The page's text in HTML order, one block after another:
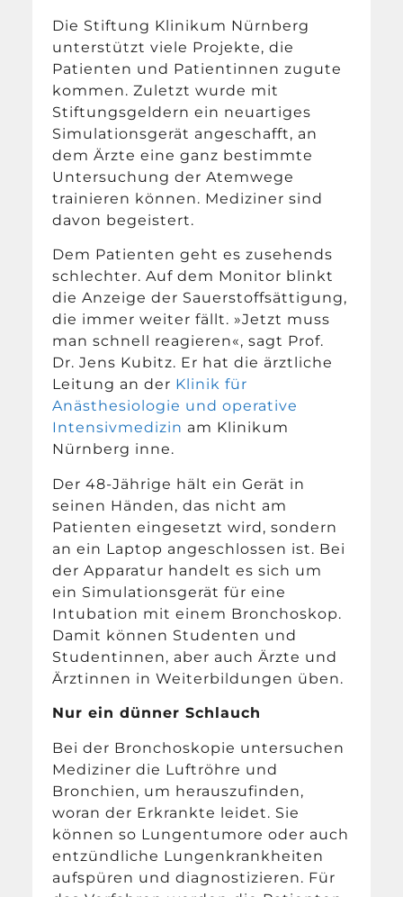
Die Stiftung Klinikum Nürnberg
unterstützt viele Projekte, die
Patienten und Patientinnen zugute
kommen. Zuletzt wurde mit
Stiftungsgeldern ein neuartiges
Simulationsgerät angeschafft, an
dem Ärzte eine ganz bestimmte
Untersuchung der Atemwege
trainieren können. Mediziner sind
davon begeistert.
Dem Patienten geht es zusehends
schlechter. Auf dem Monitor blinkt
die Anzeige der Sauerstoffsättigung,
die immer weiter fällt. »Jetzt muss
man schnell reagieren«, sagt Prof.
Dr. Jens Kubitz. Er hat die ärztliche
Leitung an der Klinik für
Anästhesiologie und operative
Intensivmedizin am Klinikum
Nürnberg inne.
Der 48-Jährige hält ein Gerät in
seinen Händen, das nicht am
Patienten eingesetzt wird, sondern
an ein Laptop angeschlossen ist. Bei
der Apparatur handelt es sich um
ein Simulationsgerät für eine
Intubation mit einem Bronchoskop.
Damit können Studenten und
Studentinnen, aber auch Ärzte und
Ärztinnen in Weiterbildungen üben.
Nur ein dünner Schlauch
Bei der Bronchoskopie untersuchen
Mediziner die Luftröhre und
Bronchien, um herauszufinden,
woran der Erkrankte leidet. Sie
können so Lungentumore oder auch
entzündliche Lungenkrankheiten
aufspüren und diagnostizieren. Für